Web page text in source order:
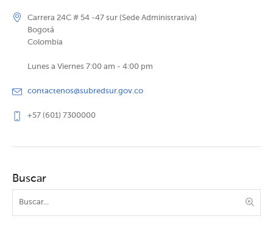
Carrera 24C # 54 -47 sur (Sede Administrativa)
Bogotá
Colombia
Lunes a Viernes 7:00 am - 4:00 pm
contactenos@subredsur.gov.co
+57 (601) 7300000
Buscar